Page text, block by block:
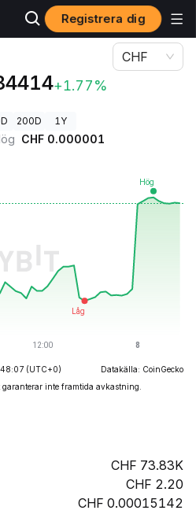
Registrera dig
+1.77%
CHF
200D 1Y
CHF 0.000001
(UTC+0)
Datakälla: CoinGecko
inte framtida avkastning.
73.83K
2.20
0.00015142